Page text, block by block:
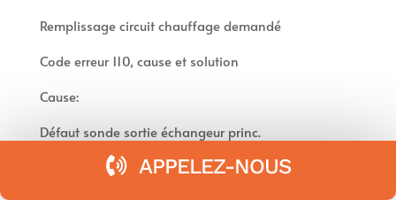
Remplissage circuit chauffage demandé
Code erreur 110, cause et solution
Cause:
Défaut sonde sortie échangeur princ.
Code erreur 112, cause et solution
APPELEZ-NOUS